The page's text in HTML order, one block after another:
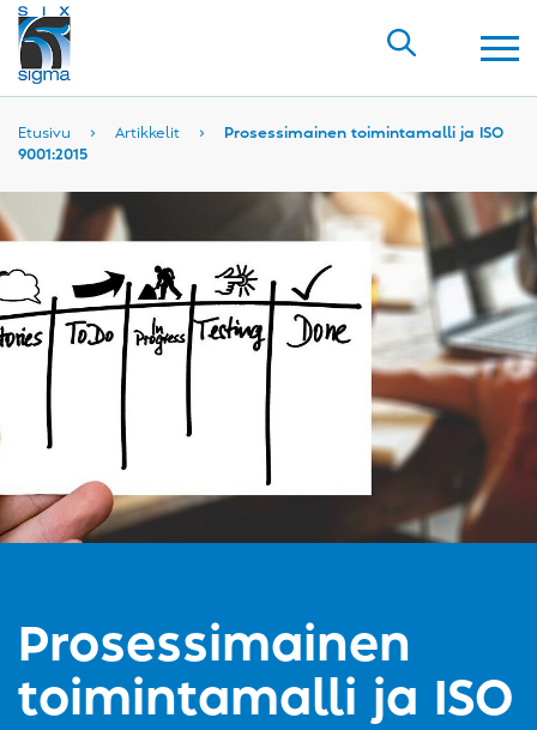
Etusivu › Artikkelit ›
Prosessimainen toimintamalli ja ISO
9001:2015
Prosessimainen
toimintamalli ja ISO